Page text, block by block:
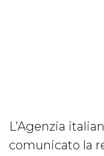
L’Agenzia
comunicato la